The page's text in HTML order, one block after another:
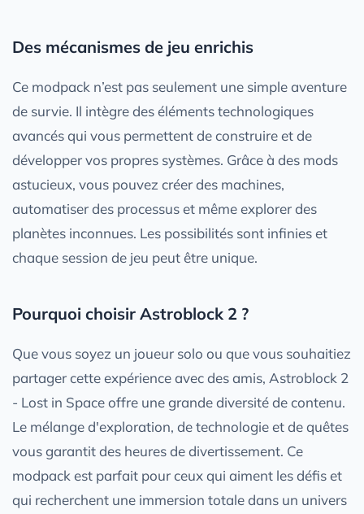
Des mécanismes de jeu enrichis
Ce modpack n’est pas seulement une simple aventure
de survie. Il intègre des éléments technologiques
avancés qui vous permettent de construire et de
développer vos propres systèmes. Grâce à des mods
astucieux, vous pouvez créer des machines,
automatiser des processus et même explorer des
planètes inconnues. Les possibilités sont infinies et
chaque session de jeu peut être unique.
Pourquoi choisir Astroblock 2 ?
Que vous soyez un joueur solo ou que vous souhaitiez
partager cette expérience avec des amis, Astroblock 2
- Lost in Space offre une grande diversité de contenu.
Le mélange d'exploration, de technologie et de quêtes
vous garantit des heures de divertissement. Ce
modpack est parfait pour ceux qui aiment les défis et
qui recherchent une immersion totale dans un univers